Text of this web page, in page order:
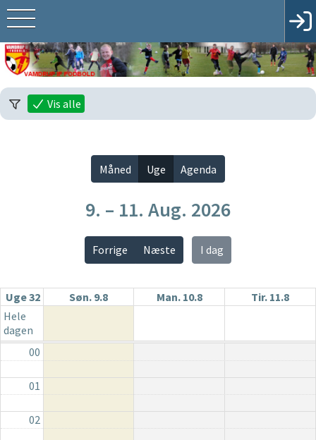
Vis alle
Forrige Næste I dag
9. – 11. Aug. 2026
Måned Uge Agenda
Uge 32 Søn. 9.8 Man. 10.8
Tir. 11.8
Hele
dagen
00
01
02